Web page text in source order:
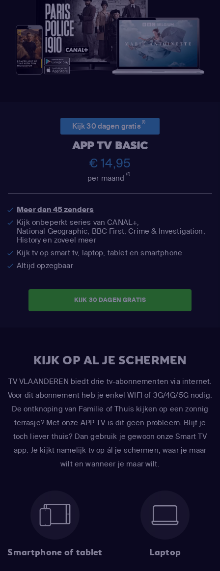
Kijk 30 dagen gratis(1)
APP TV BASIC
€ 14,95
per maand(2)
Meer dan 45 zenders
Kijk onbeperkt series van CANAL+,
National Geographic, BBC First, Crime & Investigation,
History en zoveel meer
Kijk tv op smart tv, laptop, tablet en smartphone
Altijd opzegbaar
KIJK 30 DAGEN GRATIS
KIJK OP AL JE SCHERMEN
TV VLAANDEREN biedt drie tv-abonnementen via internet.
Voor dit abonnement heb je enkel WIFI of 3G/4G/5G nodig.
De ontknoping van Familie of Thuis kijken op een zonnig
terrasje? Met onze APP TV is dit geen probleem. Blijf je
toch liever thuis? Dan gebruik je gewoon onze Smart TV
app. Je kijkt namelijk tv op ál je schermen, waar je maar
wilt en wanneer je maar wilt.
Smartphone of tablet Laptop